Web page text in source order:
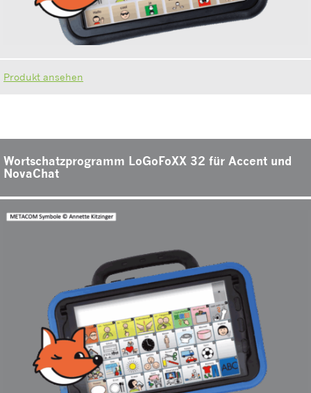
Produkt ansehen
Wortschatzprogramm LoGoFoXX 32 für Accent und
NovaChat